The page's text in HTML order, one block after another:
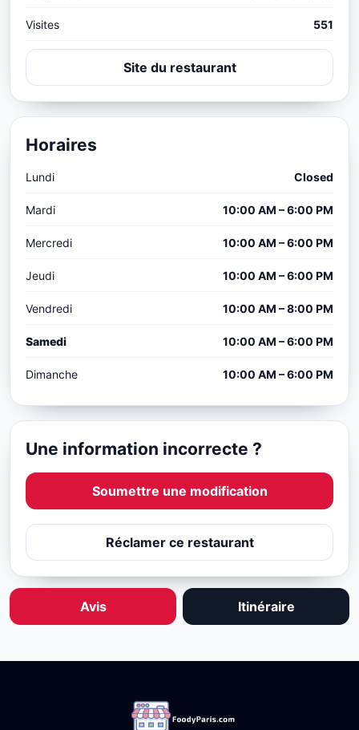
Visites 551
Site du restaurant
Horaires
Lundi Closed
Mardi 10:00 AM – 6:00 PM
Mercredi 10:00 AM – 6:00 PM
Jeudi 10:00 AM – 6:00 PM
Vendredi 10:00 AM – 8:00 PM
Samedi 10:00 AM – 6:00 PM
Dimanche 10:00 AM – 6:00 PM
Une information incorrecte ?
Soumettre une modification
Réclamer ce restaurant
Avis Itinéraire